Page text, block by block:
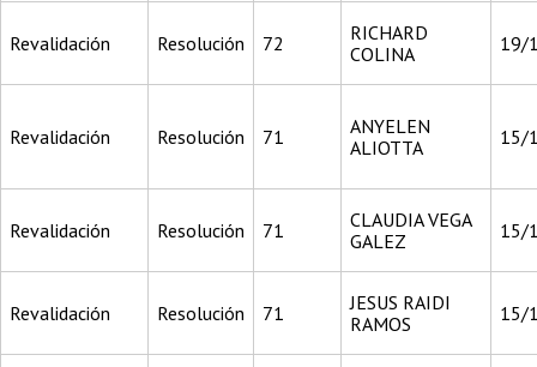
Revalidación Resolución 72
RICHARD
COLINA
19/
Revalidación Resolución 71
ANYELEN
ALIOTTA
15/
Revalidación Resolución 71
CLAUDIA VEGA
GALEZ
15/
Revalidación Resolución 71
JESUS RAIDI
RAMOS
15/